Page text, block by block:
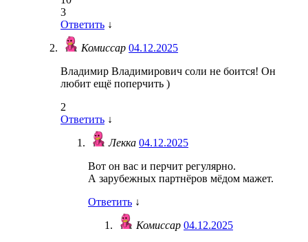
3
Ответить ↓
Комиссар 04.12.2025
Владимир Владимирович соли не боится! Он
любит ещё поперчить )
2
Ответить ↓
Лекка 04.12.2025
Вот он вас и перчит регулярно.
А зарубежных партнёров мёдом мажет.
Ответить ↓
Комиссар 04.12.2025